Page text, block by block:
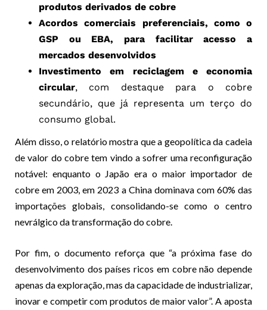
produtos derivados de cobre
Acordos comerciais preferenciais, como o
GSP ou EBA, para facilitar acesso a
mercados desenvolvidos
Investimento em reciclagem e economia
circular, com destaque para o cobre
secundário, que já representa um terço do
consumo global.
Além disso, o relatório mostra que a geopolítica da cadeia
de valor do cobre tem vindo a sofrer uma reconfiguração
notável: enquanto o Japão era o maior importador de
cobre em 2003, em 2023 a China dominava com 60% das
importações globais, consolidando-se como o centro
nevrálgico da transformação do cobre.
Por fim, o documento reforça que “a próxima fase do
desenvolvimento dos países ricos em cobre não depende
apenas da exploração, mas da capacidade de industrializar,
inovar e competir com produtos de maior valor”. A aposta